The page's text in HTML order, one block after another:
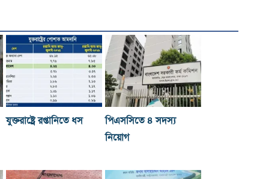
যুক্তরাষ্ট্রে রপ্তানিতে ধস
পিএসসিতে ৪ সদস্য
নিয়োগ